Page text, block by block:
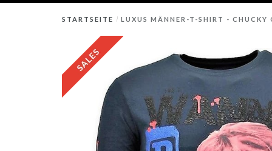
STARTSEITE / LUXUS MÄNNER-T-SHIRT - CHUCKY